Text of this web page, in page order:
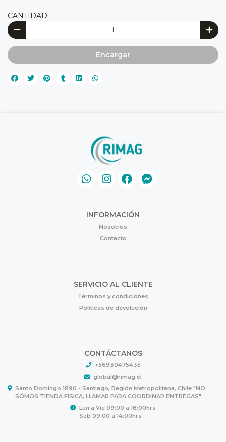
CANTIDAD
Encargar
INFORMACIÓN
Nosotros
Contacto
SERVICIO AL CLIENTE
Términos y condiciones
Políticas de devolución
CONTÁCTANOS
+56939475435
global@rimag.cl
Santo Domingo 1890 - Santiago, Región Metropolitana, Chile "NO
SÓMOS TIENDA FISICA, LLAMAR PARA COORDINAR ENTREGAS"
Lun a Vie 09:00 a 18:00hrs
Sáb 09:00 a 14:00hrs